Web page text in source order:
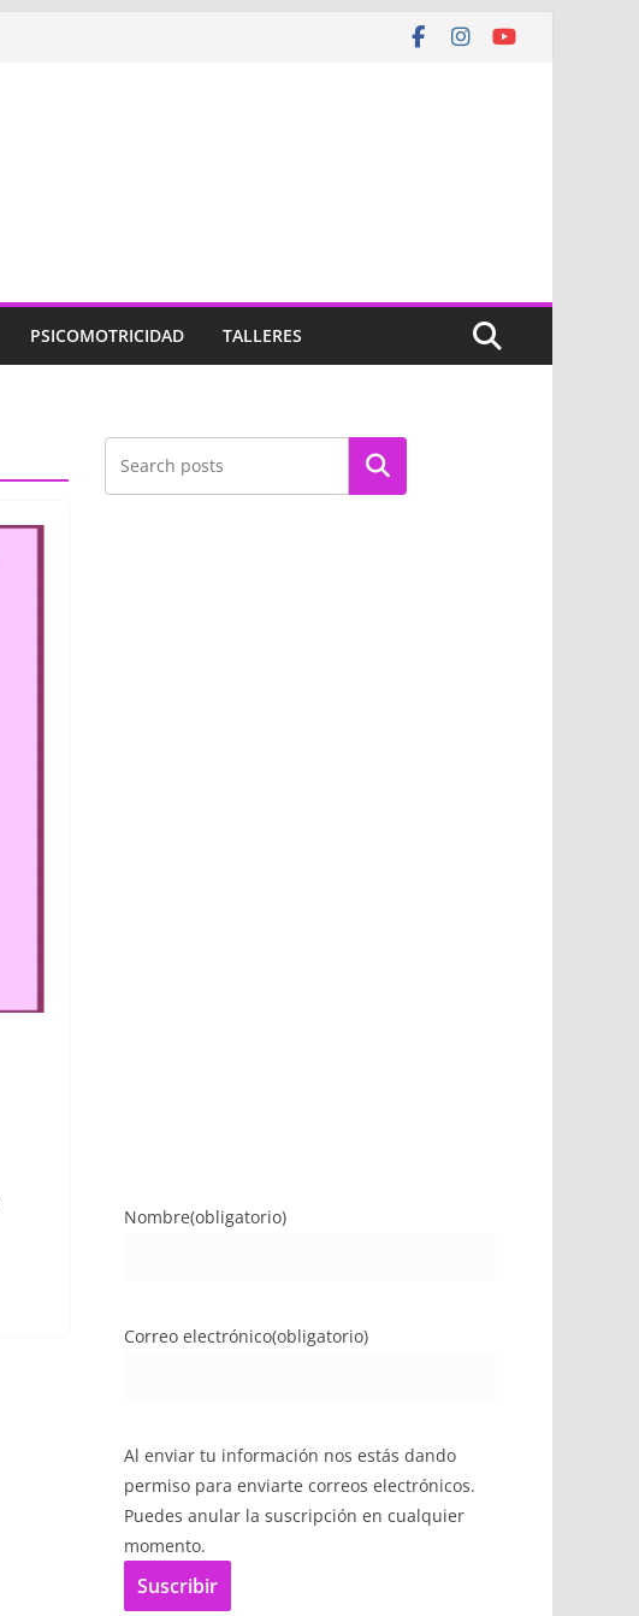
PSICOMOTRICIDAD TALLERES
Buscar
Nombre(obligatorio)
Correo electrónico(obligatorio)
Al enviar tu información nos estás dando
permiso para enviarte correos electrónicos.
Puedes anular la suscripción en cualquier
momento.
Suscribir